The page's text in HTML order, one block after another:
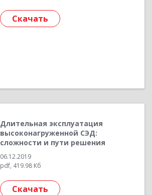
Скачать
Длительная эксплуатация
высоконагруженной СЭД:
сложности и пути решения
06.12.2019
pdf, 419.98 Кб
Скачать